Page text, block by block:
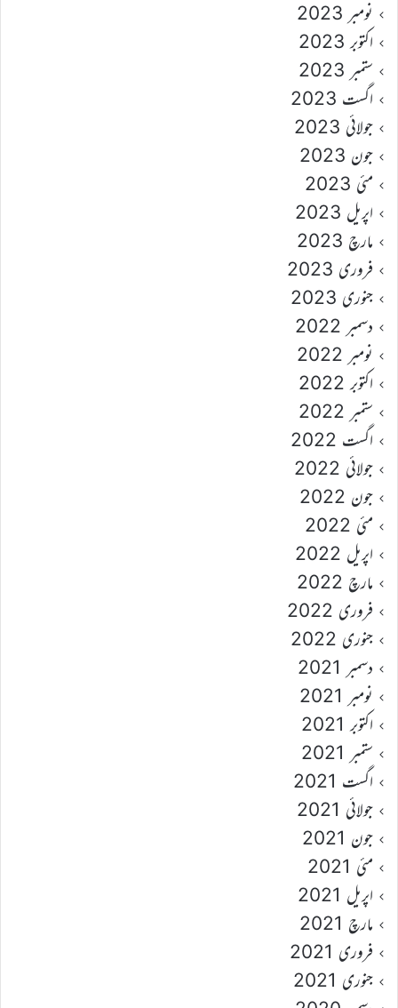
نومبر 2023
اکتوبر 2023
ستمبر 2023
اگست 2023
جولائی 2023
جون 2023
مئی 2023
اپریل 2023
مارچ 2023
فروری 2023
جنوری 2023
دسمبر 2022
نومبر 2022
اکتوبر 2022
ستمبر 2022
اگست 2022
جولائی 2022
جون 2022
مئی 2022
اپریل 2022
مارچ 2022
فروری 2022
جنوری 2022
دسمبر 2021
نومبر 2021
اکتوبر 2021
ستمبر 2021
اگست 2021
جولائی 2021
جون 2021
مئی 2021
اپریل 2021
مارچ 2021
فروری 2021
جنوری 2021